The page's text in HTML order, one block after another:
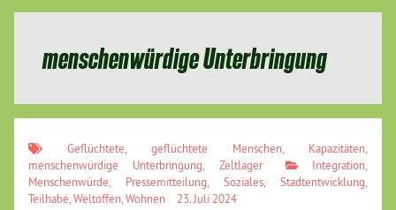
menschenwürdige Unterbringung
Geflüchtete, geflüchtete Menschen, Kapazitäten,
menschenwürdige Unterbringung, Zeltlager Integration,
Menschenwürde, Pressemitteilung, Soziales, Stadtentwicklung,
Teilhabe,Weltoffen,Wohnen 23. Juli 2024